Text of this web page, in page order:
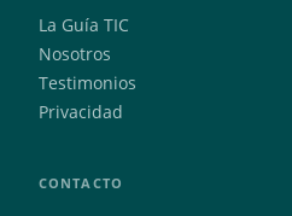
La Guía TIC
Nosotros
Testimonios
Privacidad
CONTACTO